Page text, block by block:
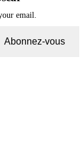
email.
Abonnez-vous